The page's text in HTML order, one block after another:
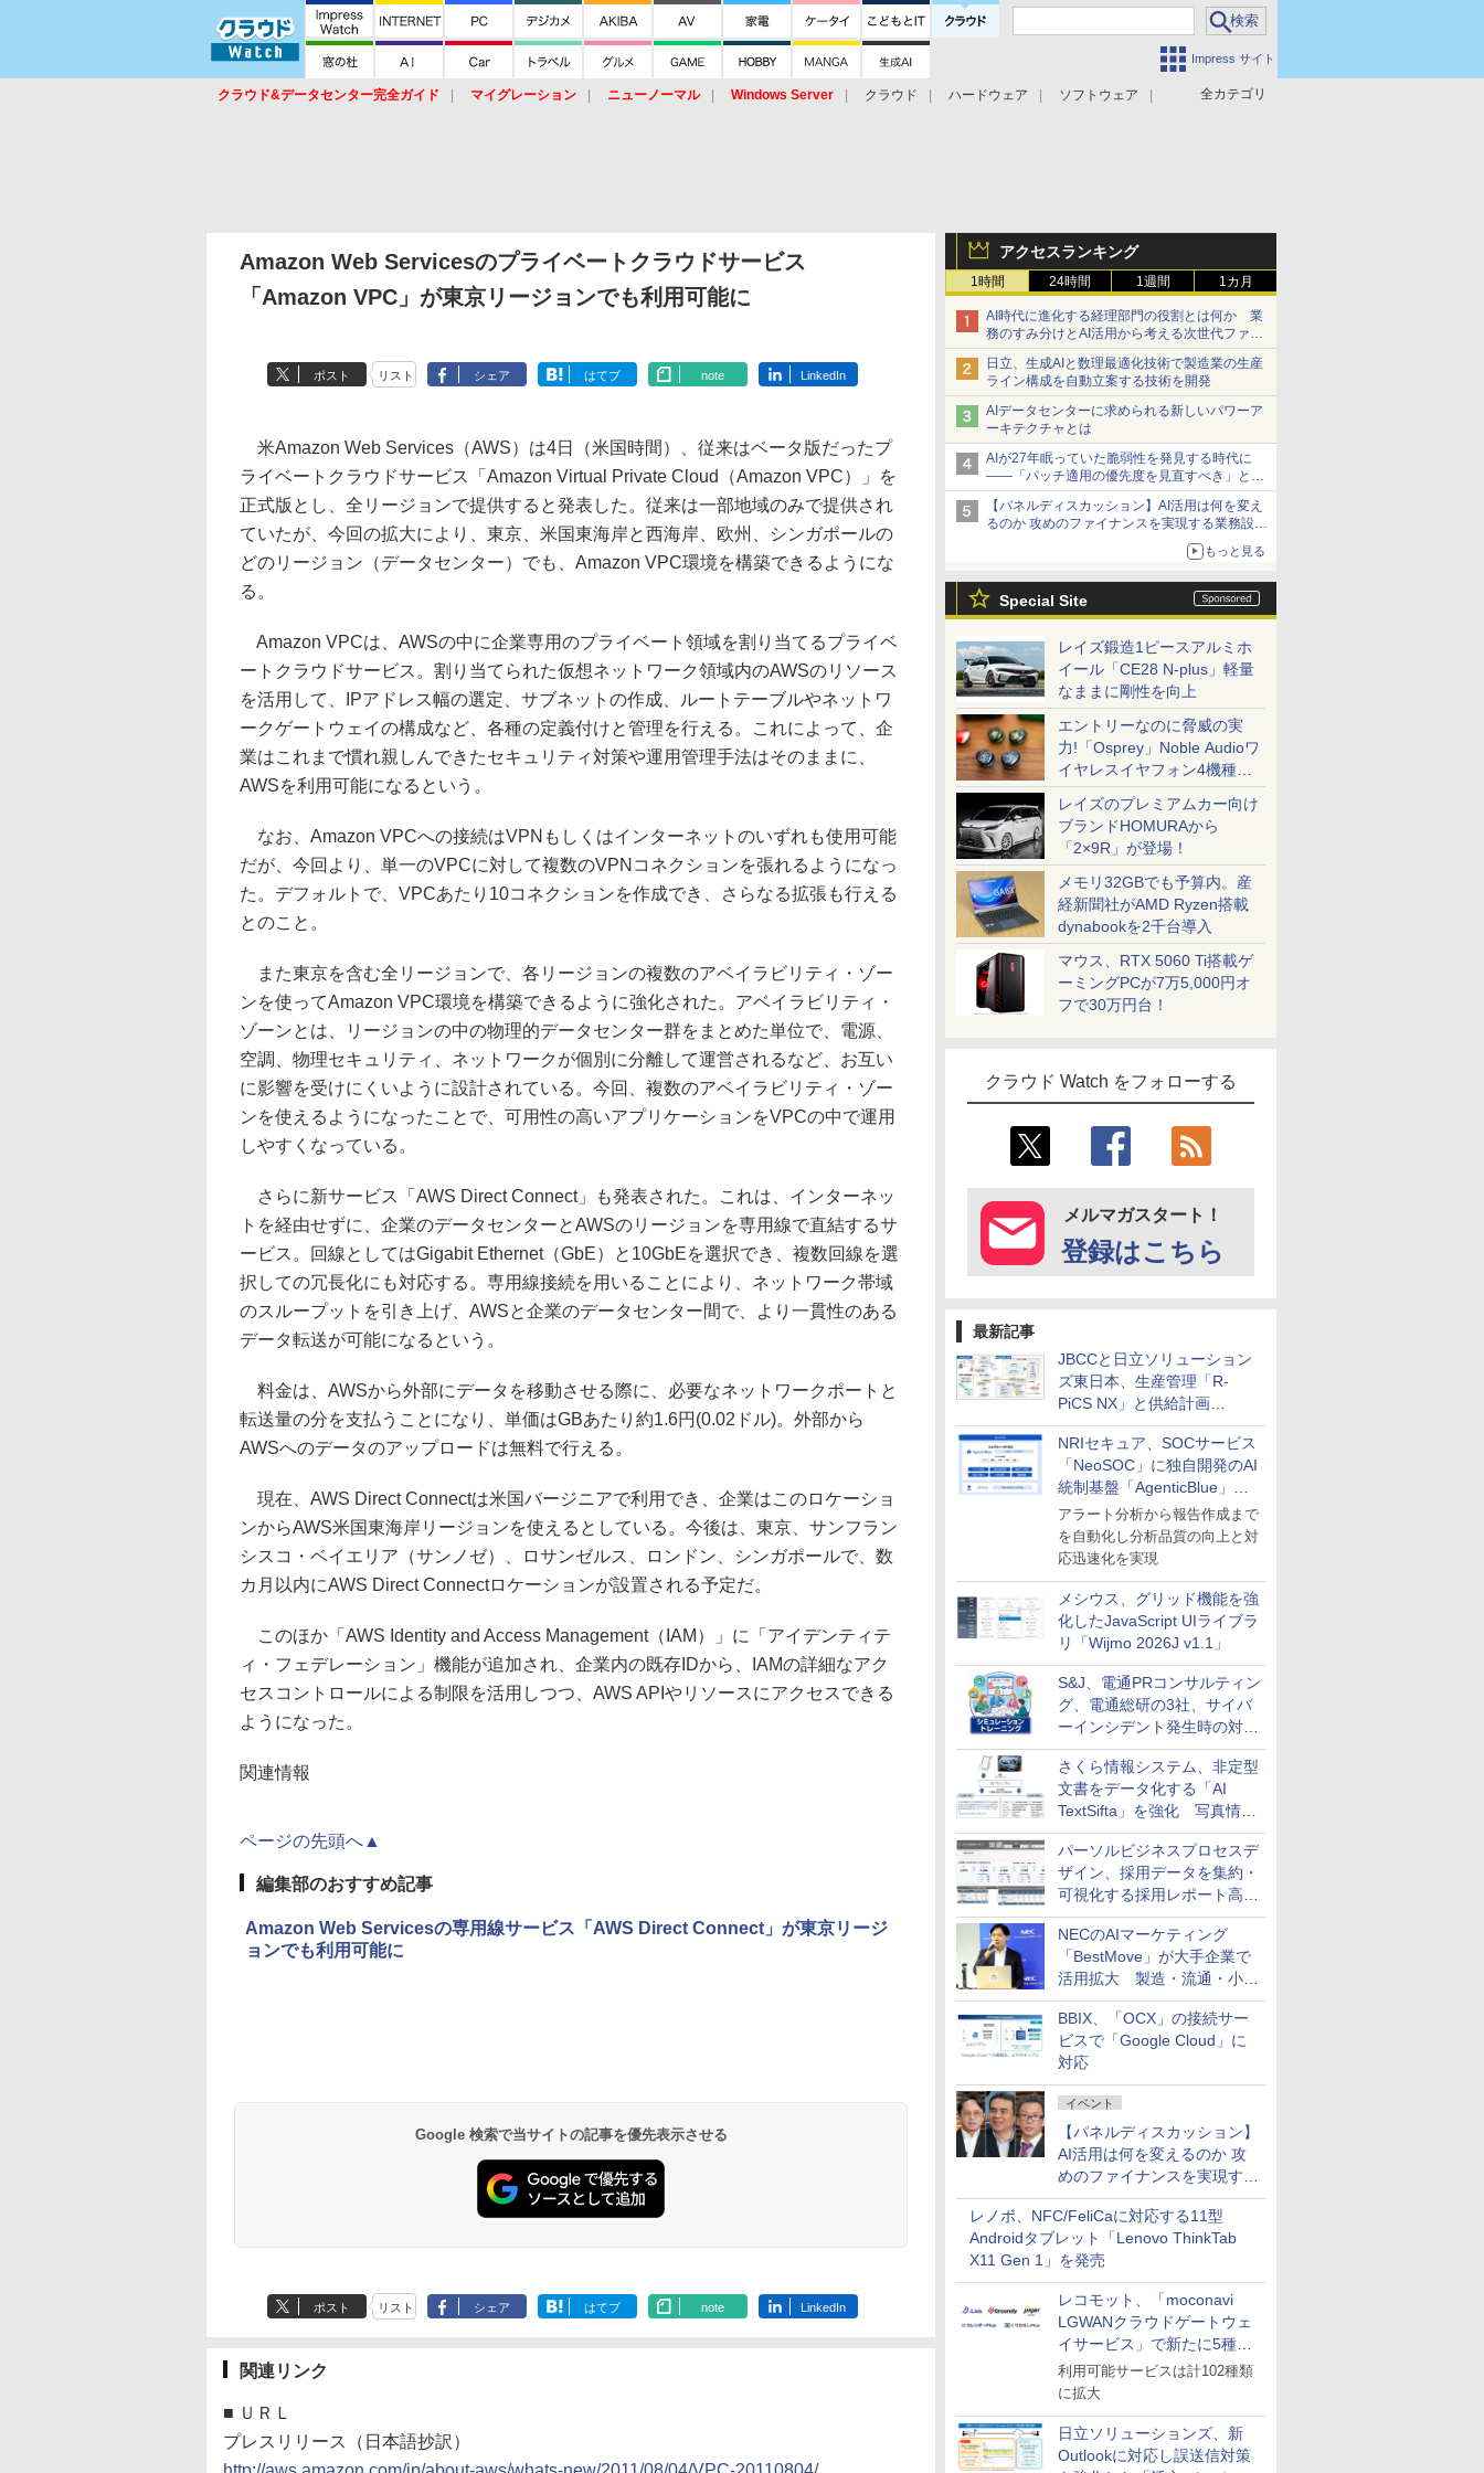
Impress サイト
全カテゴリ
クラウド&データセンター完全ガイド マイグレーション ニューノーマル Windows Server クラウド ハードウェア
ソフトウェア
アクセスランキング
1時間 24時間 1週間 1カ月
AI時代に進化する経理部門の役割とは何か 業
務のすみ分けとAI活用から考える次世代ファイ
ナンス戦略
日立、生成AIと数理最適化技術で製造業の生産
ライン構成を自動立案する技術を開発
AIデータセンターに求められる新しいパワーア
ーキテクチャとは
AIが27年眠っていた脆弱性を発見する時代に
――「パッチ適用の優先度を見直すべき」とセ
キュリティ専門家
【パネルディスカッション】AI活用は何を変え
るのか 攻めのファイナンスを実現する業務設計
もっと見る
Special Site
レイズ鍛造1ピースアルミホ
イール「CE28 N-plus」軽量
なままに剛性を向上
エントリーなのに脅威の実
力!「Osprey」Noble Audioワ
イヤレスイヤフォン4機種を
一気に聴く
レイズのプレミアムカー向け
ブランドHOMURAから
「2×9R」が登場！
メモリ32GBでも予算内。産
経新聞社がAMD Ryzen搭載
dynabookを2千台導入
マウス、RTX 5060 Ti搭載ゲ
ーミングPCが7万5,000円オ
フで30万円台！
クラウド Watch をフォローする
メルマガスタート！
登録はこちら
最新記事
JBCCと日立ソリューション
ズ東日本、生産管理「R-
PiCS NX」と供給計画
「scSQUARE ISP」の連携サ
ービスを提供開始
NRIセキュア、SOCサービス
「NeoSOC」に独自開発のAI
統制基盤「AgenticBlue」を
導入
アラート分析から報告作成まで
を自動化し分析品質の向上と対
応迅速化を実現
メシウス、グリッド機能を強
化したJavaScript UIライブラ
リ「Wijmo 2026J v1.1」
S&J、電通PRコンサルティン
グ、電通総研の3社、サイバ
ーインシデント発生時の対応
と危機管理広報を一体的に訓
練するプログラムを提供
さくら情報システム、非定型
文書をデータ化する「AI
TextSifta」を強化 写真情報
のデータ化などに対応
パーソルビジネスプロセスデ
ザイン、採用データを集約・
可視化する採用レポート高速
化サービスを提供
NECのAIマーケティング
「BestMove」が大手企業で
活用拡大 製造・流通・小売
企業・広告代理店などが実装
フェーズへ
BBIX、「OCX」の接続サー
ビスで「Google Cloud」に
対応
イベント
【パネルディスカッション】
AI活用は何を変えるのか 攻
めのファイナンスを実現する
業務設計とマインドセット変
革
レノボ、NFC/FeliCaに対応する11型
Androidタブレット「Lenovo ThinkTab
X11 Gen 1」を発売
レコモット、「moconavi
LGWANクラウドゲートウェ
イサービス」で新たに5種類
のサービスと連携開始
利用可能サービスは計102種類
に拡大
日立ソリューションズ、新
Outlookに対応し誤送信対策
Amazon Web Servicesのプライベートクラウドサービス
「Amazon VPC」が東京リージョンでも利用可能に
ポスト リスト シェア はてブ note LinkedIn
米Amazon Web Services（AWS）は4日（米国時間）、従来はベータ版だったプ
ライベートクラウドサービス「Amazon Virtual Private Cloud（Amazon VPC）」を
正式版とし、全リージョンで提供すると発表した。従来は一部地域のみで提供され
ていたが、今回の拡大により、東京、米国東海岸と西海岸、欧州、シンガポールの
どのリージョン（データセンター）でも、Amazon VPC環境を構築できるようにな
る。
Amazon VPCは、AWSの中に企業専用のプライベート領域を割り当てるプライベ
ートクラウドサービス。割り当てられた仮想ネットワーク領域内のAWSのリソース
を活用して、IPアドレス幅の選定、サブネットの作成、ルートテーブルやネットワ
ークゲートウェイの構成など、各種の定義付けと管理を行える。これによって、企
業はこれまで慣れ親しんできたセキュリティ対策や運用管理手法はそのままに、
AWSを利用可能になるという。
なお、Amazon VPCへの接続はVPNもしくはインターネットのいずれも使用可能
だが、今回より、単一のVPCに対して複数のVPNコネクションを張れるようになっ
た。デフォルトで、VPCあたり10コネクションを作成でき、さらなる拡張も行える
とのこと。
また東京を含む全リージョンで、各リージョンの複数のアベイラビリティ・ゾー
ンを使ってAmazon VPC環境を構築できるように強化された。アベイラビリティ・
ゾーンとは、リージョンの中の物理的データセンター群をまとめた単位で、電源、
空調、物理セキュリティ、ネットワークが個別に分離して運営されるなど、お互い
に影響を受けにくいように設計されている。今回、複数のアベイラビリティ・ゾー
ンを使えるようになったことで、可用性の高いアプリケーションをVPCの中で運用
しやすくなっている。
さらに新サービス「AWS Direct Connect」も発表された。これは、インターネッ
トを経由せずに、企業のデータセンターとAWSのリージョンを専用線で直結するサ
ービス。回線としてはGigabit Ethernet（GbE）と10GbEを選択でき、複数回線を選
択しての冗長化にも対応する。専用線接続を用いることにより、ネットワーク帯域
のスループットを引き上げ、AWSと企業のデータセンター間で、より一貫性のある
データ転送が可能になるという。
料金は、AWSから外部にデータを移動させる際に、必要なネットワークポートと
転送量の分を支払うことになり、単価はGBあたり約1.6円(0.02ドル)。外部から
AWSへのデータのアップロードは無料で行える。
現在、AWS Direct Connectは米国バージニアで利用でき、企業はこのロケーショ
ンからAWS米国東海岸リージョンを使えるとしている。今後は、東京、サンフラン
シスコ・ベイエリア（サンノゼ）、ロサンゼルス、ロンドン、シンガポールで、数
カ月以内にAWS Direct Connectロケーションが設置される予定だ。
このほか「AWS Identity and Access Management（IAM）」に「アイデンティテ
ィ・フェデレーション」機能が追加され、企業内の既存IDから、IAMの詳細なアク
セスコントロールによる制限を活用しつつ、AWS APIやリソースにアクセスできる
ようになった。
関連情報
ページの先頭へ▲
編集部のおすすめ記事
Amazon Web Servicesの専用線サービス「AWS Direct Connect」が東京リージ
ョンでも利用可能に
Google 検索で当サイトの記事を優先表示させる
ポスト リスト シェア はてブ note LinkedIn
関連リンク
■ ＵＲＬ
プレスリリース（日本語抄訳）